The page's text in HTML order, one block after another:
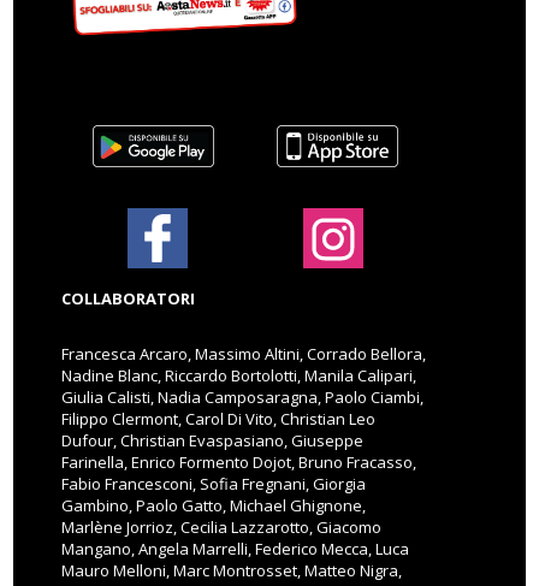
COLLABORATORI
Francesca Arcaro, Massimo Altini, Corrado Bellora,
Nadine Blanc, Riccardo Bortolotti, Manila Calipari,
Giulia Calisti, Nadia Camposaragna, Paolo Ciambi,
Filippo Clermont, Carol Di Vito, Christian Leo
Dufour, Christian Evaspasiano, Giuseppe
Farinella, Enrico Formento Dojot, Bruno Fracasso,
Fabio Francesconi, Sofia Fregnani, Giorgia
Gambino, Paolo Gatto, Michael Ghignone,
Marlène Jorrioz, Cecilia Lazzarotto, Giacomo
Mangano, Angela Marrelli, Federico Mecca, Luca
Mauro Melloni, Marc Montrosset, Matteo Nigra,